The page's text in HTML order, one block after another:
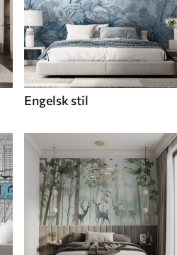
Engelsk stil